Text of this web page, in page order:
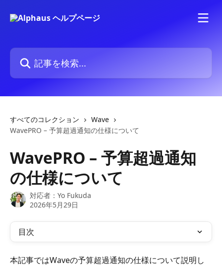
記事を検索...
すべてのコレクション
Wave
WavePRO – 予算超過通知の仕様について
WavePRO – 予算超過通知
の仕様について
対応者： Yo Fukuda
2026年5月29日
目次
本記事ではWaveの予算超過通知の仕様について説明し